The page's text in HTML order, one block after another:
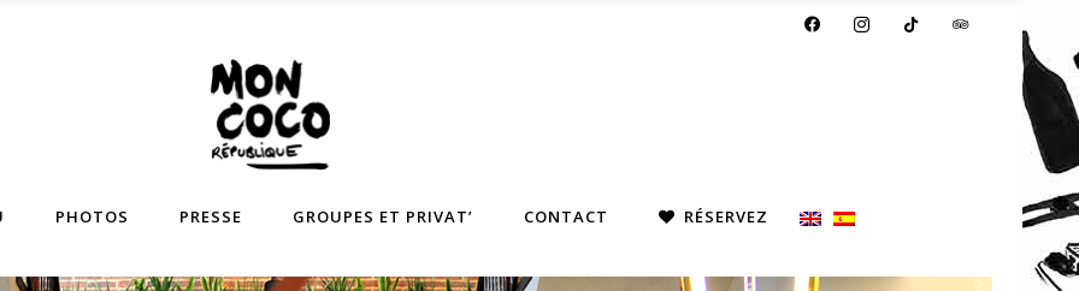
FACEBOOKINSTAGRAM
TIKTOKTRIPADVISOR
PHOTOS PRESSE GROUPES ET PRIVAT’ CONTACT RÉSERVEZ